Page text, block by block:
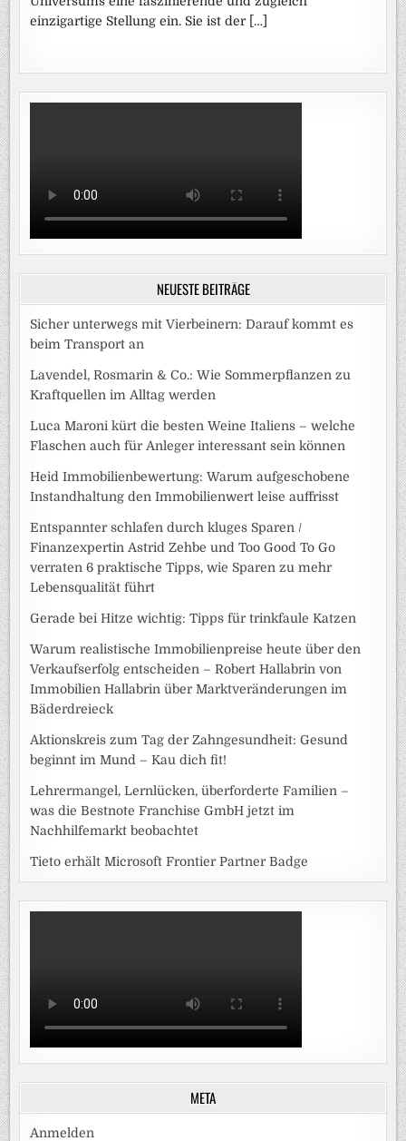
einzigartige Stellung ein. Sie ist der […]
NEUESTE BEITRÄGE
Sicher unterwegs mit Vierbeinern: Darauf kommt es
beim Transport an
Lavendel, Rosmarin & Co.: Wie Sommerpflanzen zu
Kraftquellen im Alltag werden
Luca Maroni kürt die besten Weine Italiens – welche
Flaschen auch für Anleger interessant sein können
Heid Immobilienbewertung: Warum aufgeschobene
Instandhaltung den Immobilienwert leise auffrisst
Entspannter schlafen durch kluges Sparen /
Finanzexpertin Astrid Zehbe und Too Good To Go
verraten 6 praktische Tipps, wie Sparen zu mehr
Lebensqualität führt
Gerade bei Hitze wichtig: Tipps für trinkfaule Katzen
Warum realistische Immobilienpreise heute über den
Verkaufserfolg entscheiden – Robert Hallabrin von
Immobilien Hallabrin über Marktveränderungen im
Bäderdreieck
Aktionskreis zum Tag der Zahngesundheit: Gesund
beginnt im Mund – Kau dich fit!
Lehrermangel, Lernlücken, überforderte Familien –
was die Bestnote Franchise GmbH jetzt im
Nachhilfemarkt beobachtet
Tieto erhält Microsoft Frontier Partner Badge
META
Anmelden